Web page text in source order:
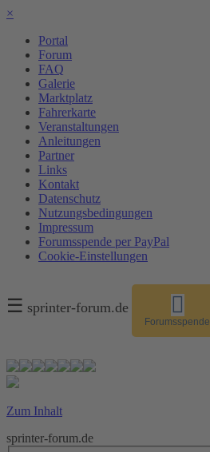
×
Portal
Forum
FAQ
Galerie
Marktplatz
Fahrerkarte
Veranstaltungen
Anleitungen
Partner
Links
Kontakt
Datenschutz
Nutzungsbedingungen
Impressum
Forumsspende per PayPal
Cookie-Einstellungen
☰ sprinter-forum.de
Forumsspende
Zum Inhalt
sprinter-forum.de